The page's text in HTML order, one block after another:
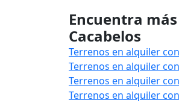
Encuentra
Cacabelos
Terrenos en alquiler
Terrenos en alquiler
Terrenos en alquiler
Terrenos en alquiler